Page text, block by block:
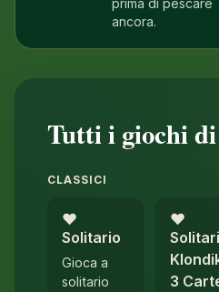
prima di pescare
ancora.
Tutti i giochi
CLASSICI
♥︎
Solitario
Gioca a
solitario
♥︎
3